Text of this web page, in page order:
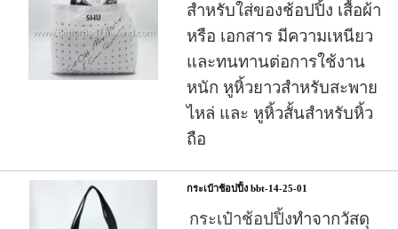
สำหรับใส่ของช้อปปิ้ง เสื้อผ้า
หรือ เอกสาร มีความเหนียว
และทนทานต่อการใช้งาน
หนัก หูหิ้วยาวสำหรับสะพาย
ไหล่ และ หูหิ้วสั้นสำหรับหิ้ว
ถือ
กระเป๋าช้อปปิ้ง bbt-14-25-01
กระเป๋าช้อปปิ้งทำจากวัสดุ